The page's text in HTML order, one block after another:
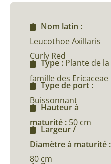
Nom latin :
Leucothoe Axillaris
Curly Red
Type : Plante de la
famille des Ericaceae
Type de port :
Buissonnant
Hauteur à
maturité : 50 cm
Largeur /
Diamètre à maturité :
80 cm